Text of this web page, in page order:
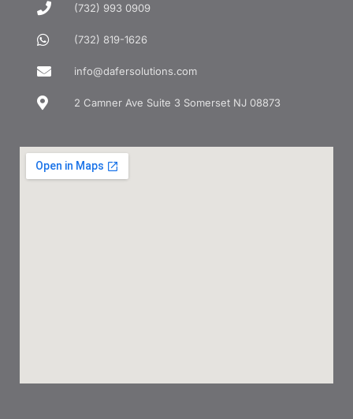
(732) 993 0909
(732) 819-1626
info@dafersolutions.com
2 Camner Ave Suite 3 Somerset NJ 08873